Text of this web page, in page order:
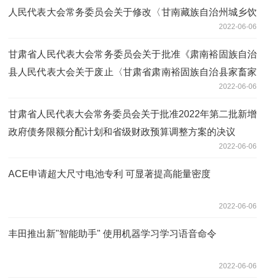
人民代表大会常务委员会关于修改〈甘南藏族自治州城乡饮
2022-06-06
甘肃省人民代表大会常务委员会关于批准《肃南裕固族自治
县人民代表大会关于废止〈甘肃省肃南裕固族自治县家畜家
2022-06-06
甘肃省人民代表大会常务委员会关于批准2022年第二批新增
政府债务限额分配计划和省级财政预算调整方案的决议
2022-06-06
ACE申请超大尺寸电池专利 可显著提高能量密度
2022-06-06
丰田推出新"智能助手" 使用机器学习学习语音命令
2022-06-06